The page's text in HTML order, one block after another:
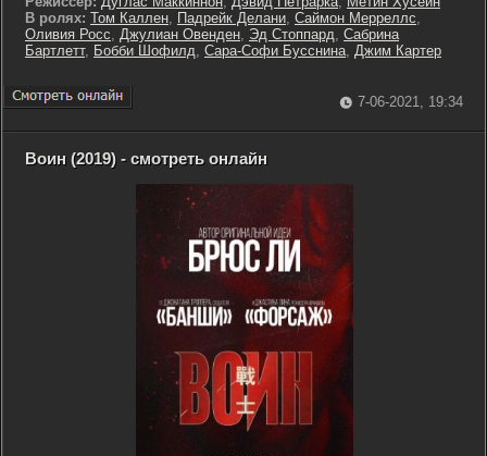
В ролях: Том Каллен, Падрейк Делани, Саймон Мерреллс,
Оливия Росс, Джулиан Овенден, Эд Стоппард, Сабрина
Бартлетт, Бобби Шофилд, Сара-Софи Бусснина, Джим Картер
7-06-2021, 19:34
Воин (2019) - смотреть онлайн